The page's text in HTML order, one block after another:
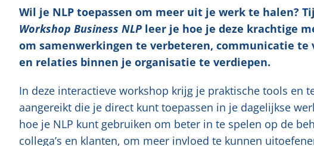
Wil je NLP toepassen om meer uit je werk te halen?
Workshop Business NLP leer je hoe je deze krachtige
om samenwerkingen te verbeteren, communicatie te
en relaties binnen je organisatie te verdiepen.
In deze interactieve workshop krijg je praktische tools en
aangereikt die je direct kunt toepassen in je dagelijkse
hoe je NLP kunt gebruiken om beter in te spelen op de
collega’s en klanten, om meer invloed te kunnen